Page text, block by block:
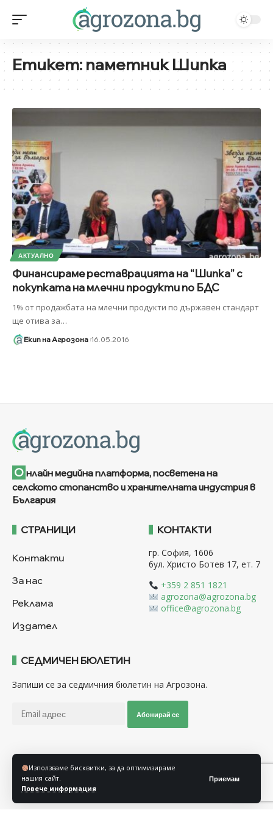
Използваме бисквитки, за да оптимизираме
нашия сайт.
Повече информация
Приемам
Етикет:паметник Шипка
АКТУАЛНО
Финансираме реставрацията на “Шипка” с
покупката на млечни продукти по БДС
1% от продажбата на млечни продукти по държавен стандарт
ще отива за…
Екип на Агрозона 16.05.2016
О нлайн медийна платформа, посветена на
селското стопанство и хранителната индустрия в
България
СТРАНИЦИ
Контакти
За нас
Реклама
Издател
КОНТАКТИ
гр. София, 1606
бул. Христо Ботев 17, ет. 7
+359 2 851 1821
agrozona@agrozona.bg
office@agrozona.bg
СЕДМИЧЕН БЮЛЕТИН
Запиши се за седмичния бюлетин на Агрозона.
Абонирай се
Последвайте ни